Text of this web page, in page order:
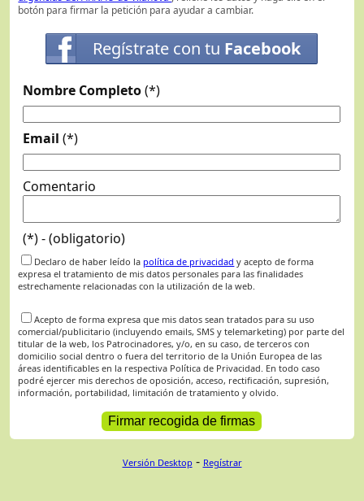
botón para firmar la petición para ayudar a cambiar.
Regístrate con tu Facebook
Nombre Completo(*)
Email (*)
Comentario
(*) - (obligatorio)
Declaro de haber leído la política de privacidad y acepto de forma
expresa el tratamiento de mis datos personales para las finalidades
estrechamente relacionadas con la utilización de la web.
Acepto de forma expresa que mis datos sean tratados para su uso
comercial/publicitario (incluyendo emails, SMS y telemarketing) por parte del
titular de la web, los Patrocinadores, y/o, en su caso, de terceros con
domicilio social dentro o fuera del territorio de la Unión Europea de las
áreas identificables en la respectiva Política de Privacidad. En todo caso
podré ejercer mis derechos de oposición, acceso, rectificación, supresión,
información, portabilidad, limitación de tratamiento y olvido.
Versión Desktop - Regístrar